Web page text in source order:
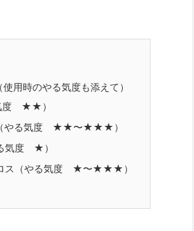
用時のやる気度も添えて）
度 ★★）
（やる気度 ★★〜★★★）
気度 ★）
ス（やる気度 ★〜★★★）